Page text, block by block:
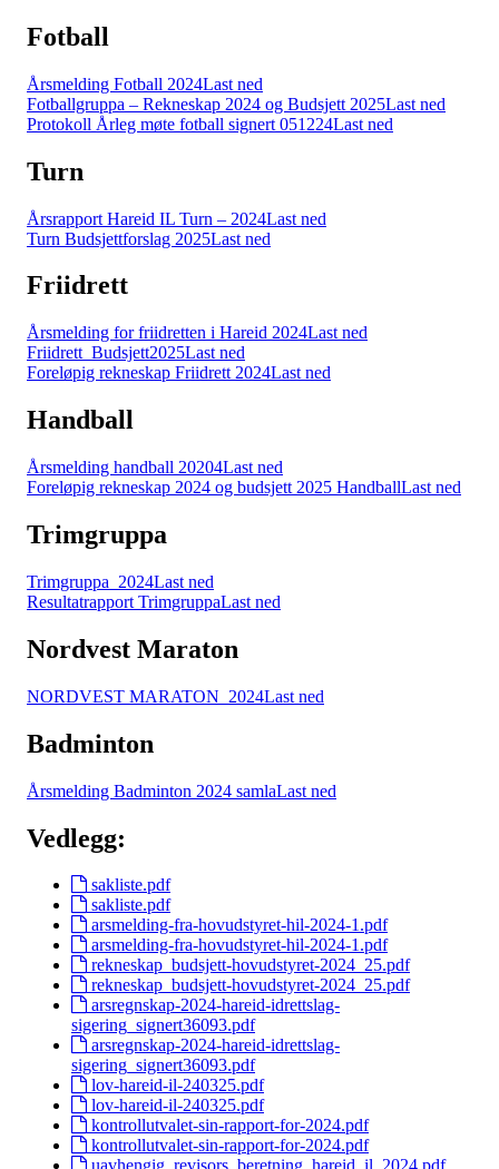
Fotball
Årsmelding Fotball 2024Last ned
Fotballgruppa – Rekneskap 2024 og Budsjett 2025Last ned
Protokoll Årleg møte fotball signert 051224Last ned
Turn
Årsrapport Hareid IL Turn – 2024Last ned
Turn Budsjettforslag 2025Last ned
Friidrett
Årsmelding for friidretten i Hareid 2024Last ned
Friidrett_Budsjett2025Last ned
Foreløpig rekneskap Friidrett 2024Last ned
Handball
Årsmelding handball 20204Last ned
Foreløpig rekneskap 2024 og budsjett 2025 HandballLast ned
Trimgruppa
Trimgruppa_2024Last ned
Resultatrapport TrimgruppaLast ned
Nordvest Maraton
NORDVEST MARATON_2024Last ned
Badminton
Årsmelding Badminton 2024 samlaLast ned
Vedlegg:
sakliste.pdf
sakliste.pdf
arsmelding-fra-hovudstyret-hil-2024-1.pdf
arsmelding-fra-hovudstyret-hil-2024-1.pdf
rekneskap_budsjett-hovudstyret-2024_25.pdf
rekneskap_budsjett-hovudstyret-2024_25.pdf
arsregnskap-2024-hareid-idrettslag-
sigering_signert36093.pdf
arsregnskap-2024-hareid-idrettslag-
sigering_signert36093.pdf
lov-hareid-il-240325.pdf
lov-hareid-il-240325.pdf
kontrollutvalet-sin-rapport-for-2024.pdf
kontrollutvalet-sin-rapport-for-2024.pdf